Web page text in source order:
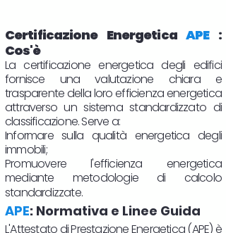
Certificazione EnergeticaAPE:
Cos'è
La certificazione energetica degli edifici
fornisce una valutazione chiara e
trasparente della loro efficienza energetica
attraverso un sistema standardizzato di
classificazione. Serve a:
Informare sulla qualità energetica degli
immobili;
Promuovere l'efficienza energetica
mediante metodologie di calcolo
standardizzate.
APE: Normativa e Linee Guida
L'Attestato di Prestazione Energetica (APE) è